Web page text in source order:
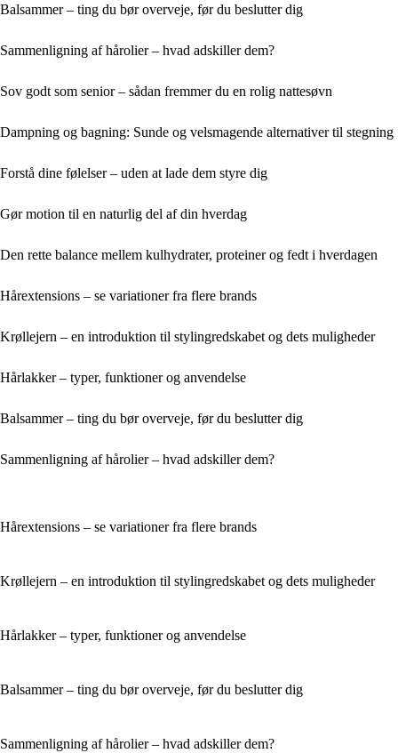
Balsammer – ting du bør overveje, før du beslutter dig
Sammenligning af hårolier – hvad adskiller dem?
Sov godt som senior – sådan fremmer du en rolig nattesøvn
Dampning og bagning: Sunde og velsmagende alternativer til stegning
Forstå dine følelser – uden at lade dem styre dig
Gør motion til en naturlig del af din hverdag
Den rette balance mellem kulhydrater, proteiner og fedt i hverdagen
Hårextensions – se variationer fra flere brands
Krøllejern – en introduktion til stylingredskabet og dets muligheder
Hårlakker – typer, funktioner og anvendelse
Balsammer – ting du bør overveje, før du beslutter dig
Sammenligning af hårolier – hvad adskiller dem?
Hårextensions – se variationer fra flere brands
Krøllejern – en introduktion til stylingredskabet og dets muligheder
Hårlakker – typer, funktioner og anvendelse
Balsammer – ting du bør overveje, før du beslutter dig
Sammenligning af hårolier – hvad adskiller dem?